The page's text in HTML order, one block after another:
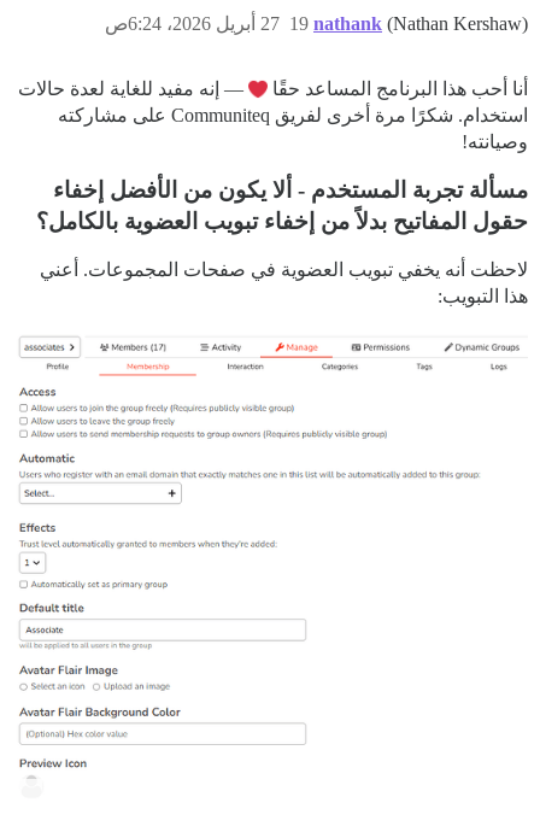
nathank (Nathan Kershaw) 27 أبريل 2026، 6:24ص 19
أنا أحب هذا البرنامج المساعد حقًا
— إنه مفيد للغاية لعدة حالات
استخدام. شكرًا مرة أخرى لفريق Communiteq على مشاركته
وصيانته!
مسألة تجربة المستخدم - ألا يكون من الأفضل إخفاء
حقول المفاتيح بدلاً من إخفاء تبويب العضوية بالكامل؟
لاحظت أنه يخفي تبويب العضوية في صفحات المجموعات. أعني
هذا التبويب: